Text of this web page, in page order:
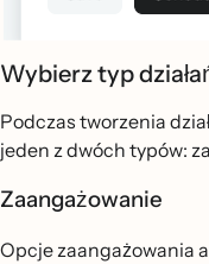
Wybierz typ
Podczas tworzenia
jeden z dwóch typów:
Zaangażowanie
Opcje zaangażowania